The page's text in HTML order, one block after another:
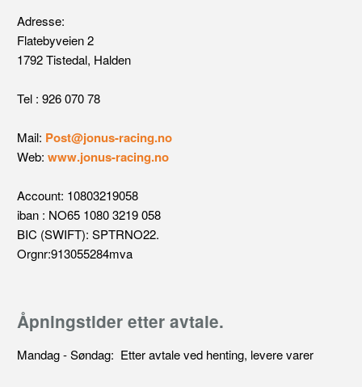
Adresse:
Flatebyveien 2
1792 Tistedal, Halden
Tel : 926 070 78
Mail: Post@jonus-racing.no
Web: www.jonus-racing.no
Account: 10803219058
iban : NO65 1080 3219 058
BIC (SWIFT): SPTRNO22.
Orgnr:913055284mva
Åpningstider etter avtale.
Mandag - Søndag: Etter avtale ved henting, levere varer